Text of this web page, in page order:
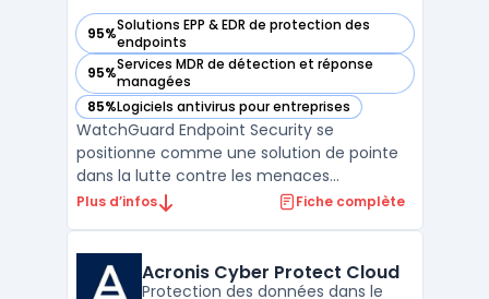
95%Solutions EPP & EDR de protection des
endpoints
— voir WatchGuard Endpoint Security dans cette catégorie
95%Services MDR de détection et réponse
managées
— voir WatchGuard Endpoint Security dans cette catégorie
85%Logiciels antivirus pour entreprises
— voir WatchGuard Endpoint Security dans cette catégorie
WatchGuard Endpoint Security se
positionne comme une solution de pointe
dans la lutte contre les menaces
cybernétiques, offrant une protection
technologies avancées de détection des
menaces, permettant une surveillance en
Plus d’infos Fiche complète
Acronis Cyber Protect Cloud
Protection des données dans le